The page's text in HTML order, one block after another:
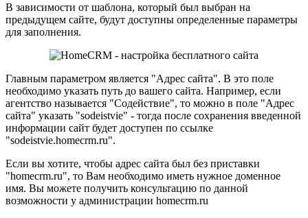
В зависимости от шаблона, который был выбран на
предыдущем сайте, будут доступны определенные параметры
для заполнения.
Главным параметром является "Адрес сайта". В это поле
необходимо указать путь до вашего сайта. Например, если
агентство называется "Содействие", то можно в поле "Адрес
сайта" указать "sodeistvie" - тогда после сохранения введенной
информации сайт будет доступен по ссылке
"sodeistvie.homecrm.ru".
Если вы хотите, чтобы адрес сайта был без приставки
"homecrm.ru", то Вам необходимо иметь нужное доменное
имя. Вы можете получить консультацию по данной
возможности у администрации homecrm.ru